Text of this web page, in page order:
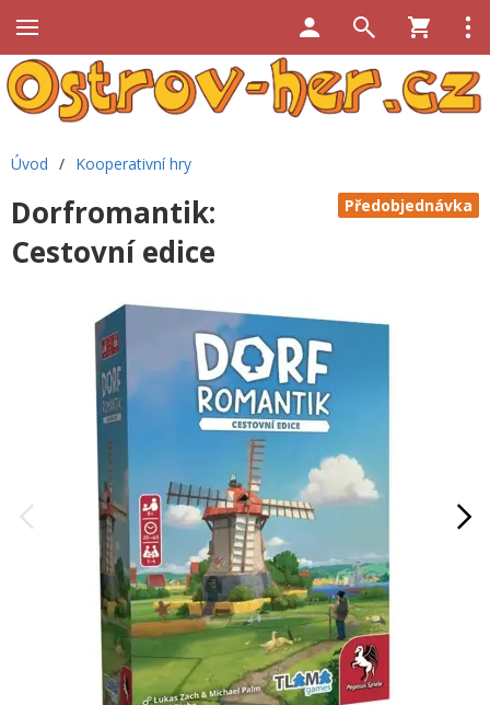
Úvod / Kooperativní hry
Předobjednávka
Dorfromantik:
Cestovní edice